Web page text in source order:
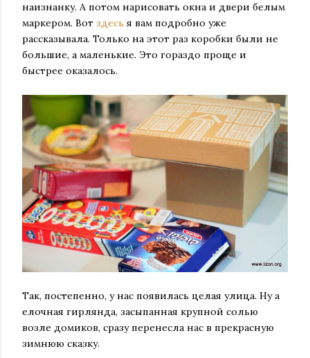
наизнанку. А потом нарисовать окна и двери белым
маркером. Вот здесь я вам подробно уже
рассказывала. Только на этот раз коробки были не
большие, а маленькие. Это гораздо проще и
быстрее оказалось.
Так, постепенно, у нас появилась целая улица. Ну а
елочная гирлянда, засыпанная крупной солью
возле домиков, сразу перенесла нас в прекрасную
зимнюю сказку.